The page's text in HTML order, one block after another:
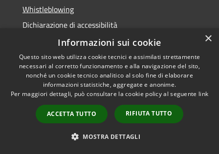
Whistleblowing
Dichiarazione di accessibilità
Obiettivi di accessibilità
RSS
Accessibilità
Copyright © 2026 • Comune di
Spinea • Powered by
Municipium•
Accesso
redazione
×
Informazioni sui cookie
Questo sito web utilizza cookie tecnici e assimilati strettamente
necessari al corretto funzionamento e alla navigazione del sito,
nonché un cookie tecnico analitico al solo fine di elaborare
informazioni statistiche, aggregate e anonime.
Per maggiori dettagli, può consultare la cookie policy al seguente link
ACCETTA TUTTO RIFIUTA TUTTO
MOSTRA DETTAGLI